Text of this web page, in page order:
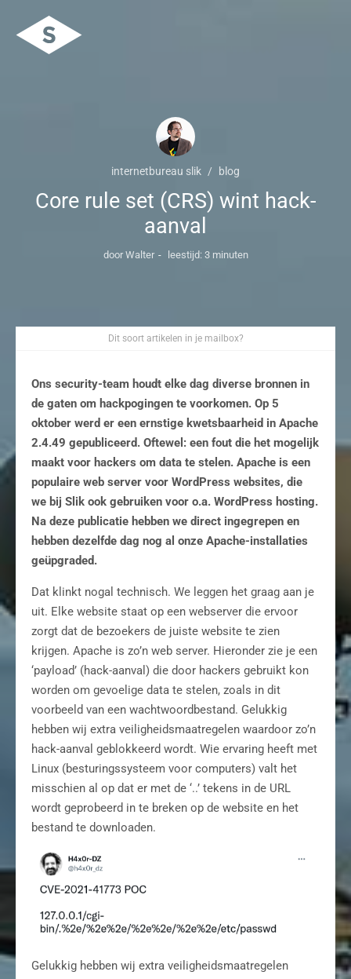
internetbureau slik blog
Core rule set (CRS) wint hack-
aanval
door Walter leestijd: 3 minuten
Dit soort artikelen in je mailbox?
Ons security-team houdt elke dag diverse bronnen in
de gaten om hackpogingen te voorkomen. Op 5
oktober werd er een ernstige kwetsbaarheid in Apache
2.4.49 gepubliceerd. Oftewel: een fout die het mogelijk
maakt voor hackers om data te stelen. Apache is een
populaire web server voor WordPress websites, die
we bij Slik ook gebruiken voor o.a. WordPress hosting.
Na deze publicatie hebben we direct ingegrepen en
hebben dezelfde dag nog al onze Apache-installaties
geüpgraded.
Dat klinkt nogal technisch. We leggen het graag aan je
uit. Elke website staat op een webserver die ervoor
zorgt dat de bezoekers de juiste website te zien
krijgen. Apache is zo’n web server. Hieronder zie je een
‘payload’ (hack-aanval) die door hackers gebruikt kon
worden om gevoelige data te stelen, zoals in dit
voorbeeld van een wachtwoordbestand. Gelukkig
hebben wij extra veiligheidsmaatregelen waardoor zo’n
hack-aanval geblokkeerd wordt. Wie ervaring heeft met
Linux (besturingssysteem voor computers) valt het
misschien al op dat er met de ‘..’ tekens in de URL
wordt geprobeerd in te breken op de website en het
bestand te downloaden.
Gelukkig hebben wij extra veiligheidsmaatregelen